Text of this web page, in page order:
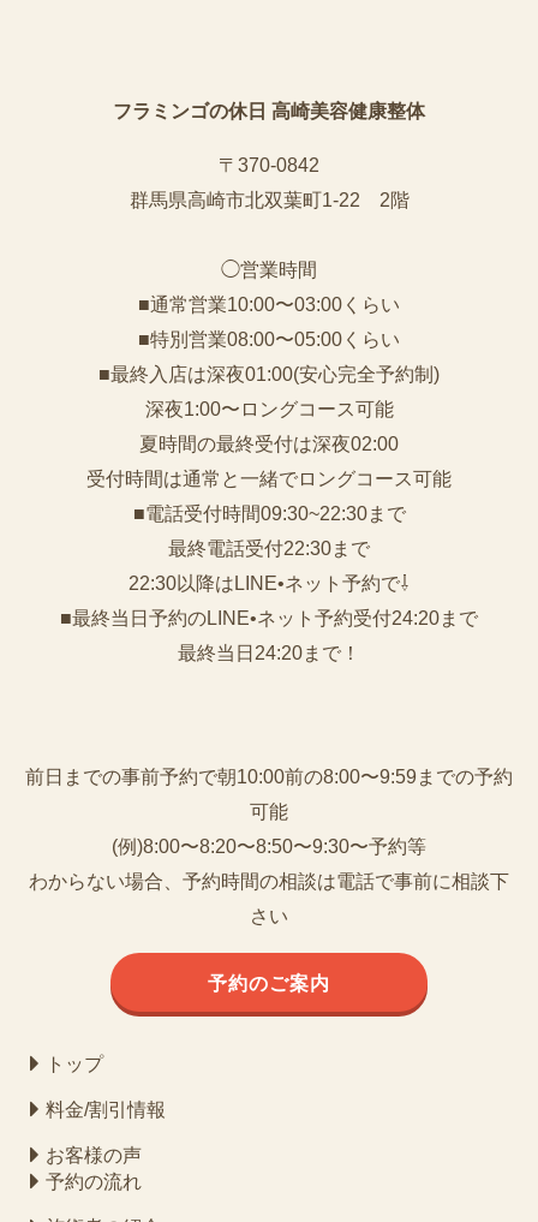
フラミンゴの休日 高崎美容健康整体
〒370-0842
群馬県高崎市北双葉町1-22 2階
◯営業時間
■通常営業10:00〜03:00くらい
■特別営業08:00〜05:00くらい
■最終入店は深夜01:00(安心完全予約制)
深夜1:00〜ロングコース可能
夏時間の最終受付は深夜02:00
受付時間は通常と一緒でロングコース可能
■電話受付時間09:30~22:30まで
️最終電話受付22:30まで
22:30以降はLINE•ネット予約で⇩
■最終当日予約のLINE•ネット予約受付24:20まで
最終当日24:20まで！
前日までの事前予約で朝10:00前の8:00〜9:59までの予約
可能
(例)8:00〜8:20〜8:50〜9:30〜予約等
わからない場合、予約時間の相談は電話で事前に相談下
さい
予約のご案内
トップ
料金/割引情報
お客様の声
予約の流れ